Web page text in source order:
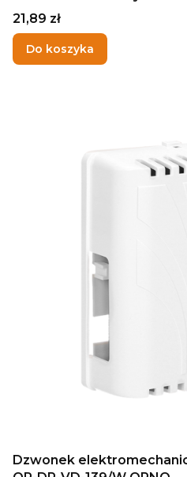
Cena
21,89 zł
Do koszyka
Dzwonek